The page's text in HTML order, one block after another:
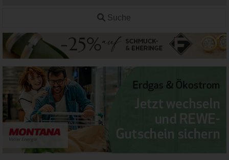
Suche